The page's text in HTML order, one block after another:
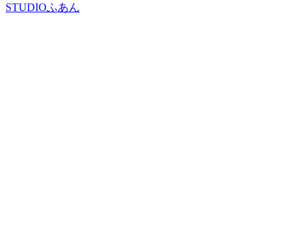
STUDIOふあん